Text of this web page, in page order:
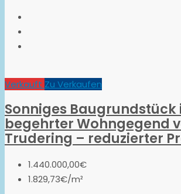
Verkauft Zu Verkaufen
Sonniges Baugrundstück
begehrter Wohngegend
Trudering – reduzierter
1.440.000,00€
1.829,73€/m²